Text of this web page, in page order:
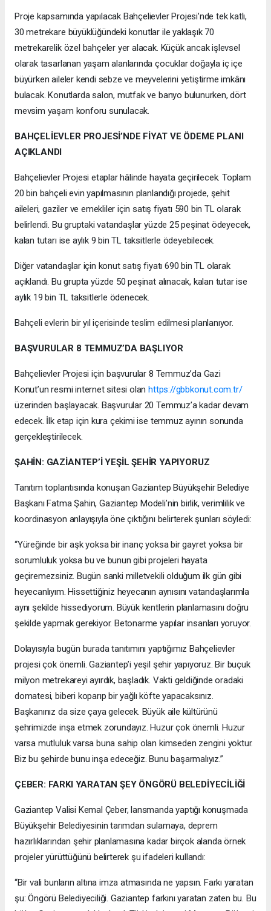
Proje kapsamında yapılacak Bahçelievler Projesi’nde tek katlı,
30 metrekare büyüklüğündeki konutlar ile yaklaşık 70
metrekarelik özel bahçeler yer alacak. Küçük ancak işlevsel
olarak tasarlanan yaşam alanlarında çocuklar doğayla iç içe
büyürken aileler kendi sebze ve meyvelerini yetiştirme imkânı
bulacak. Konutlarda salon, mutfak ve banyo bulunurken, dört
mevsim yaşam konforu sunulacak.
BAHÇELİEVLER PROJESİ’NDE FİYAT VE ÖDEME PLANI
AÇIKLANDI
Bahçelievler Projesi etaplar hâlinde hayata geçirilecek. Toplam
20 bin bahçeli evin yapılmasının planlandığı projede, şehit
aileleri, gaziler ve emekliler için satış fiyatı 590 bin TL olarak
belirlendi. Bu gruptaki vatandaşlar yüzde 25 peşinat ödeyecek,
kalan tutarı ise aylık 9 bin TL taksitlerle ödeyebilecek.
Diğer vatandaşlar için konut satış fiyatı 690 bin TL olarak
açıklandı. Bu grupta yüzde 50 peşinat alınacak, kalan tutar ise
aylık 19 bin TL taksitlerle ödenecek.
Bahçeli evlerin bir yıl içerisinde teslim edilmesi planlanıyor.
BAŞVURULAR 8 TEMMUZ’DA BAŞLIYOR
Bahçelievler Projesi için başvurular 8 Temmuz’da Gazi
Konut’un resmi internet sitesi olanhttps://gbbkonut.com.tr/
üzerinden başlayacak. Başvurular 20 Temmuz’a kadar devam
edecek. İlk etap için kura çekimi ise temmuz ayının sonunda
gerçekleştirilecek.
ŞAHİN: GAZİANTEP’İ YEŞİL ŞEHİR YAPIYORUZ
Tanıtım toplantısında konuşan Gaziantep Büyükşehir Belediye
Başkanı Fatma Şahin, Gaziantep Modeli’nin birlik, verimlilik ve
koordinasyon anlayışıyla öne çıktığını belirterek şunları söyledi:
“Yüreğinde bir aşk yoksa bir inanç yoksa bir gayret yoksa bir
sorumluluk yoksa bu ve bunun gibi projeleri hayata
geçiremezsiniz. Bugün sanki milletvekili olduğum ilk gün gibi
heyecanlıyım. Hissettiğiniz heyecanın aynısını vatandaşlarımla
aynı şekilde hissediyorum. Büyük kentlerin planlamasını doğru
şekilde yapmak gerekiyor. Betonarme yapılar insanları yoruyor.
Dolayısıyla bugün burada tanıtımını yaptığımız Bahçelievler
projesi çok önemli. Gaziantep’i yeşil şehir yapıyoruz. Bir buçuk
milyon metrekareyi ayırdık, başladık. Vakti geldiğinde oradaki
domatesi, biberi koparıp bir yağlı köfte yapacaksınız.
Başkanınız da size çaya gelecek. Büyük aile kültürünü
şehrimizde inşa etmek zorundayız. Huzur çok önemli. Huzur
varsa mutluluk varsa buna sahip olan kimseden zengini yoktur.
Biz bu şehirde bunu inşa edeceğiz. Bunu başarmalıyız.”
ÇEBER: FARKI YARATAN ŞEY ÖNGÖRÜ BELEDİYECİLİĞİ
Gaziantep Valisi Kemal Çeber, lansmanda yaptığı konuşmada
Büyükşehir Belediyesinin tarımdan sulamaya, deprem
hazırlıklarından şehir planlamasına kadar birçok alanda örnek
projeler yürüttüğünü belirterek şu ifadeleri kullandı:
“Bir vali bunların altına imza atmasında ne yapsın. Farkı yaratan
şu: Öngörü Belediyeciliği. Gaziantep farkını yaratan zaten bu. Bu